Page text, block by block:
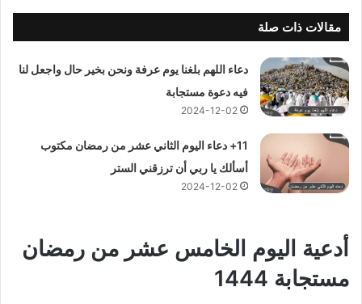
مقالات ذات صلة
دعاء اللهم بلغنا يوم عرفة ونحن بخير حال واجعل لنا
فيه دعوة مستجابة
2024-12-02
11+ دعاء اليوم الثاني عشر من رمضان مكتوب
أسألك يا ربي أن ترزقني الستر
2024-12-02
أدعية اليوم الخامس عشر من رمضان
مستجابة 1444